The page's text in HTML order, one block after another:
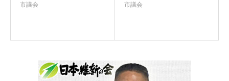
市議会
市議会